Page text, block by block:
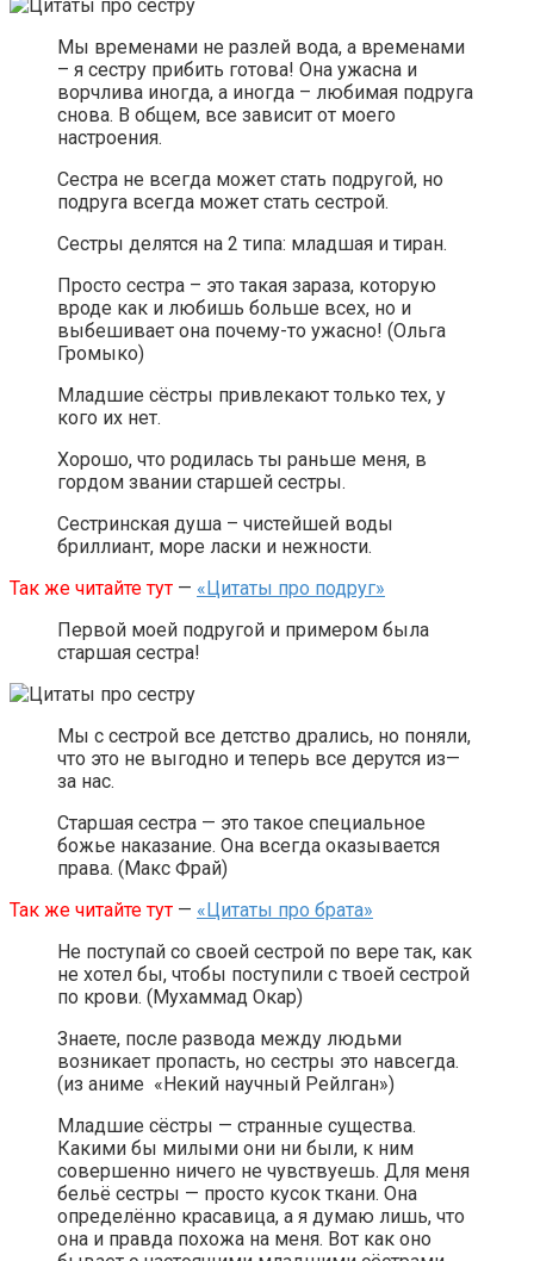
Мы временами не разлей вода, а временами
– я сестру прибить готова! Она ужасна и
ворчлива иногда, а иногда – любимая подруга
снова. В общем, все зависит от моего
настроения.
Сестра не всегда может стать подругой, но
подруга всегда может стать сестрой.
Сестры делятся на 2 типа: младшая и тиран.
Просто сестра – это такая зараза, которую
вроде как и любишь больше всех, но и
выбешивает она почему-то ужасно! (Ольга
Громыко)
Младшие сёстры привлекают только тех, у
кого их нет.
Хорошо, что родилась ты раньше меня, в
гордом звании старшей сестры.
Сестринская душа – чистейшей воды
бриллиант, море ласки и нежности.
Так же читайте тут — «Цитаты про подруг»
Первой моей подругой и примером была
старшая сестра!
Мы с сестрой все детство дрались, но поняли,
что это не выгодно и теперь все дерутся из—
за нас.
Старшая сестра — это такое специальное
божье наказание. Она всегда оказывается
права. (Макс Фрай)
Так же читайте тут — «Цитаты про брата»
Не поступай со своей сестрой по вере так, как
не хотел бы, чтобы поступили с твоей сестрой
по крови. (Мухаммад Окар)
Знаете, после развода между людьми
возникает пропасть, но сестры это навсегда.
(из аниме «Некий научный Рейлган»)
Младшие сёстры — странные существа.
Какими бы милыми они ни были, к ним
совершенно ничего не чувствуешь. Для меня
бельё сестры — просто кусок ткани. Она
определённо красавица, а я думаю лишь, что
она и правда похожа на меня. Вот как оно